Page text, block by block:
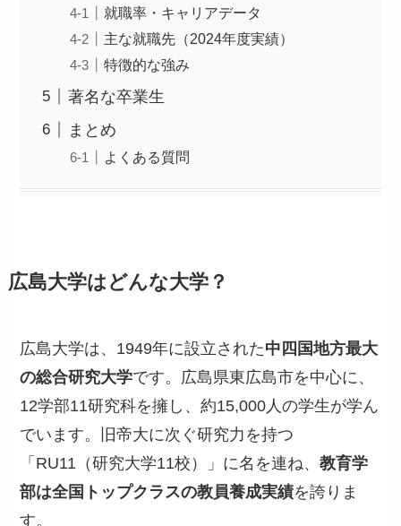
就職率・キャリアデータ
主な就職先（2024年度実績）
特徴的な強み
著名な卒業生
まとめ
よくある質問
広島大学はどんな大学？
広島大学は、1949年に設立された中四国地方最大
の総合研究大学です。広島県東広島市を中心に、
12学部11研究科を擁し、約15,000人の学生が学ん
でいます。旧帝大に次ぐ研究力を持つ
「RU11（研究大学11校）」に名を連ね、教育学
部は全国トップクラスの教員養成実績を誇りま
す。